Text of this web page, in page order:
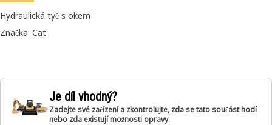
Hydraulická tyč s okem
Značka: Cat
Je díl vhodný?
Zadejte své zařízení a zkontrolujte, zda se tato součást hodí
nebo zda existují možnosti opravy.